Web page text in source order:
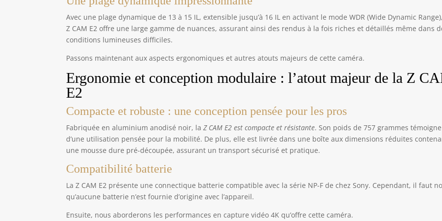
Avec une plage dynamique de 13 à 15 IL, extensible jusqu’à 16 IL en activant le mode WDR (Wide Dynamic
Z CAM E2 offre une large gamme de nuances, assurant ainsi des rendus à la fois riches et détaillés même dans
conditions lumineuses difficiles.
Passons maintenant aux aspects ergonomiques et autres atouts majeurs de cette caméra.
Ergonomie et conception modulaire : l’atout majeur de la Z
E2
Compacte et robuste : une conception pensée pour les pros
Fabriquée en aluminium anodisé noir, laZ CAM E2 est compacte et résistante. Son poids de 757 grammes témoigne
d’une utilisation pensée pour la mobilité. De plus, elle est livrée dans une boîte aux dimensions réduites
une mousse dure pré-découpée, assurant un transport sécurisé et pratique.
Compatibilité batterie
La Z CAM E2 présente une connectique batterie compatible avec la série NP-F de chez Sony. Cependant, il faut
qu’aucune batterie n’est fournie d’origine avec l’appareil.
Ensuite, nous aborderons les performances en capture vidéo 4K qu’offre cette caméra.